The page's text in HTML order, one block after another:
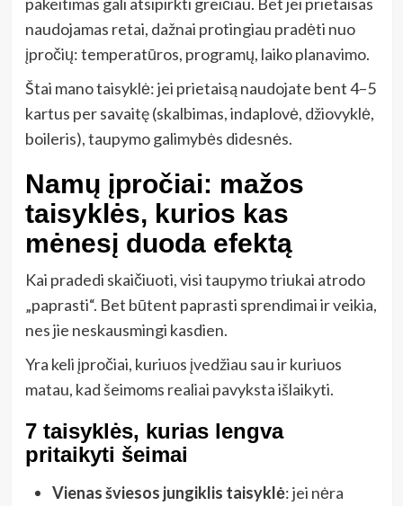
naudojamas retai, dažnai protingiau pradėti nuo
įpročių: temperatūros, programų, laiko planavimo.
Štai mano taisyklė: jei prietaisą naudojate bent 4–5
kartus per savaitę (skalbimas, indaplovė, džiovyklė,
boileris), taupymo galimybės didesnės.
Namų įpročiai: mažos
taisyklės, kurios kas
mėnesį duoda efektą
Kai pradedi skaičiuoti, visi taupymo triukai atrodo
„paprasti“. Bet būtent paprasti sprendimai ir veikia,
nes jie neskausmingi kasdien.
Yra keli įpročiai, kuriuos įvedžiau sau ir kuriuos
matau, kad šeimoms realiai pavyksta išlaikyti.
7 taisyklės, kurias lengva
pritaikyti šeimai
Vienas šviesos jungiklis taisyklė: jei nėra